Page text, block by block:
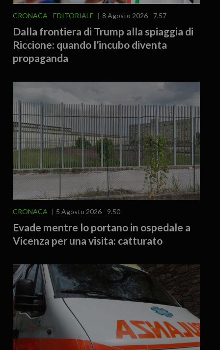
CRONACA EDITORIALE 8 Agosto 2026 - 7.57
Dalla frontiera di Trump alla spiaggia di
Riccione: quando l’incubo diventa
propaganda
CRONACA 5 Agosto 2026 - 9.50
Evade mentre lo portano in ospedale a
Vicenza per una visita: catturato